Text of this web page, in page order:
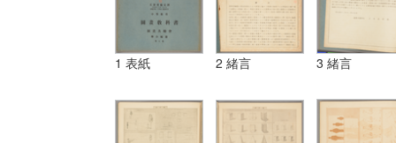
1 表紙 2 緒言 3 緒言